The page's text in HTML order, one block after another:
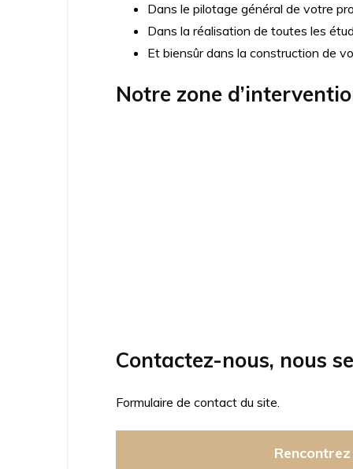
Dans le pilotage général de votre
Dans la réalisation de toutes les
Et biensûr dans la construction de
Notre zone
Contactez-nous, nous
Formulaire de contact du site.